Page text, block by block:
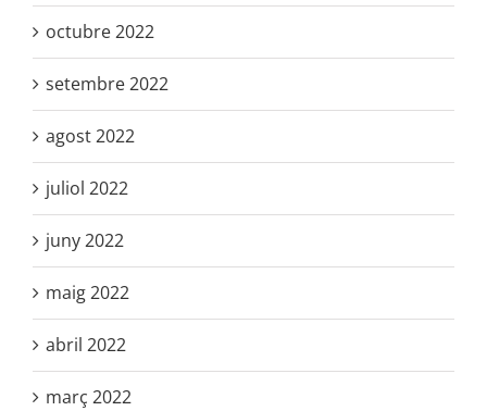
octubre 2022
setembre 2022
agost 2022
juliol 2022
juny 2022
maig 2022
abril 2022
març 2022